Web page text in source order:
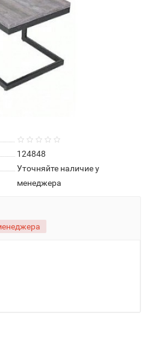
124848
Уточняйте наличие у
менеджера